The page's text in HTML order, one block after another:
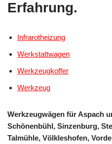
Erfahrung.
Infrarotheizung
Werkstattwagen
Werkzeugkoffer
Werkzeug
Werkzeugwägen für Aspach
Schönenbühl, Sinzenburg,
Talmühle, Völkleshofen,